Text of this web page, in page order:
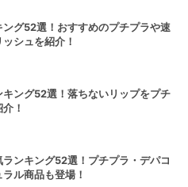
グ52選！おすすめのプチプラや速
シュを紹介！
ング52選！落ちないリップをプチ
！
ンキング52選！プチプラ・デパコ
ル商品も登場！